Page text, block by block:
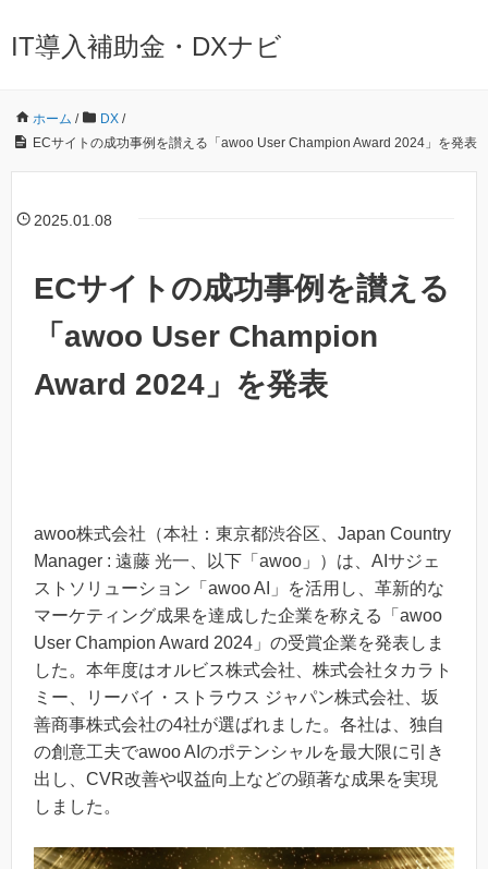
IT導入補助金・DXナビ
ホーム / DX /
ECサイトの成功事例を讃える「awoo User Champion Award 2024」を発表
2025.01.08
ECサイトの成功事例を讃える
「awoo User Champion
Award 2024」を発表
awoo株式会社（本社：東京都渋谷区、Japan Country
Manager : 遠藤 光一、以下「awoo」）は、AIサジェ
ストソリューション「awoo AI」を活用し、革新的な
マーケティング成果を達成した企業を称える「awoo
User Champion Award 2024」の受賞企業を発表しま
した。本年度はオルビス株式会社、株式会社タカラト
ミー、リーバイ・ストラウス ジャパン株式会社、坂
善商事株式会社の4社が選ばれました。各社は、独自
の創意工夫でawoo AIのポテンシャルを最大限に引き
出し、CVR改善や収益向上などの顕著な成果を実現
しました。